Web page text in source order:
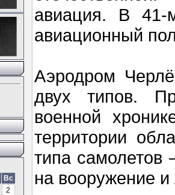
Вс
2
авиация. В 41-
авиационный
Аэродром
двух типов.
военной
территории
типа
на вооружение и